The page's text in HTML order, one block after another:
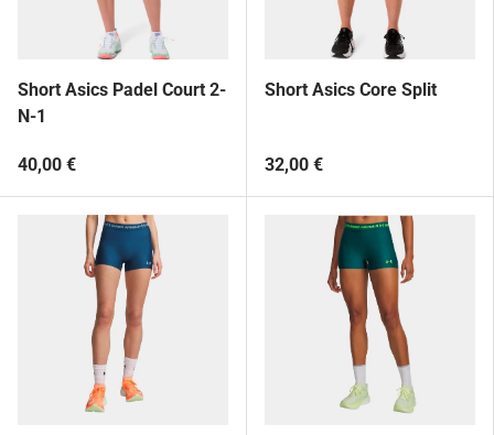
Short Asics Padel Court 2-
N-1
40,00 €
Short Asics Core Split
32,00 €